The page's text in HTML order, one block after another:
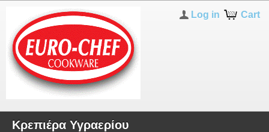
Cart
Log in
Κρεπιέρα Υγραερίου